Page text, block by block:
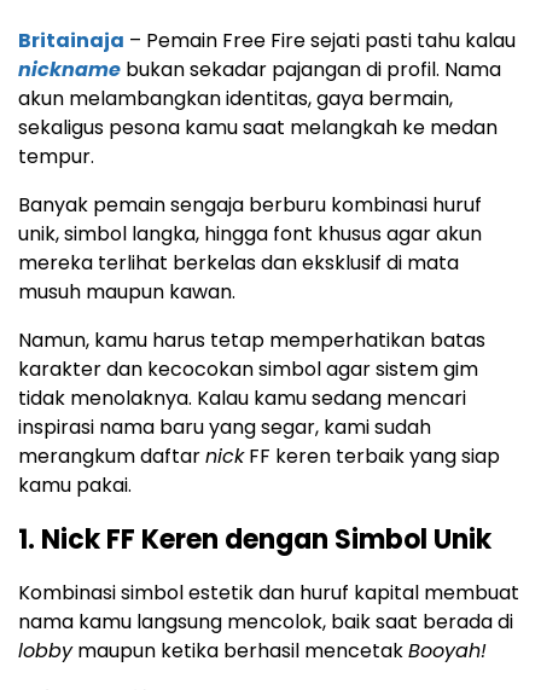
Britainaja – Pemain Free Fire sejati pasti tahu kalau
nickname bukan sekadar pajangan di profil. Nama
akun melambangkan identitas, gaya bermain,
sekaligus pesona kamu saat melangkah ke medan
tempur.
Banyak pemain sengaja berburu kombinasi huruf
unik, simbol langka, hingga font khusus agar akun
mereka terlihat berkelas dan eksklusif di mata
musuh maupun kawan.
Namun, kamu harus tetap memperhatikan batas
karakter dan kecocokan simbol agar sistem gim
tidak menolaknya. Kalau kamu sedang mencari
inspirasi nama baru yang segar, kami sudah
merangkum daftarnickFF keren terbaik yang siap
kamu pakai.
1. Nick FF Keren dengan Simbol Unik
Kombinasi simbol estetik dan huruf kapital membuat
nama kamu langsung mencolok, baik saat berada di
lobbymaupun ketika berhasil mencetakBooyah!